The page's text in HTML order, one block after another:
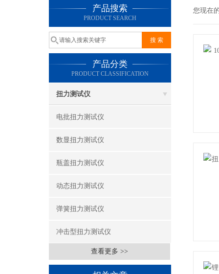
产品搜索
PRODUCT SEARCH
产品分类
PRODUCT CLASSIFICATION
扭力测试仪
电批扭力测试仪
数显扭力测试仪
瓶盖扭力测试仪
动态扭力测试仪
弹簧扭力测试仪
冲击型扭力测试仪
查看更多 >>
您现在